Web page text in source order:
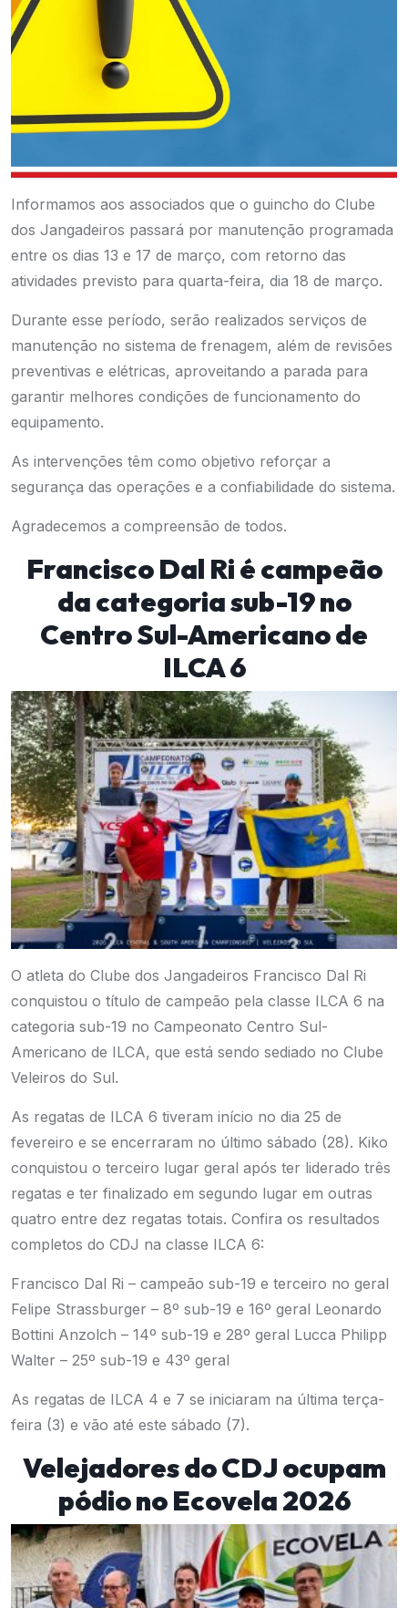
Informamos aos associados que o guincho do Clube
dos Jangadeiros passará por manutenção programada
entre os dias 13 e 17 de março, com retorno das
atividades previsto para quarta-feira, dia 18 de março.
Durante esse período, serão realizados serviços de
manutenção no sistema de frenagem, além de revisões
preventivas e elétricas, aproveitando a parada para
garantir melhores condições de funcionamento do
equipamento.
As intervenções têm como objetivo reforçar a
segurança das operações e a confiabilidade do sistema.
Agradecemos a compreensão de todos.
Francisco Dal Ri é campeão
da categoria sub-19 no
Centro Sul-Americano de
ILCA 6
O atleta do Clube dos Jangadeiros Francisco Dal Ri
conquistou o título de campeão pela classe ILCA 6 na
categoria sub-19 no Campeonato Centro Sul-
Americano de ILCA, que está sendo sediado no Clube
Veleiros do Sul.
As regatas de ILCA 6 tiveram início no dia 25 de
fevereiro e se encerraram no último sábado (28). Kiko
conquistou o terceiro lugar geral após ter liderado três
regatas e ter finalizado em segundo lugar em outras
quatro entre dez regatas totais. Confira os resultados
completos do CDJ na classe ILCA 6:
Francisco Dal Ri – campeão sub-19 e terceiro no geral
Felipe Strassburger – 8º sub-19 e 16º geral Leonardo
Bottini Anzolch – 14º sub-19 e 28º geral Lucca Philipp
Walter – 25º sub-19 e 43º geral
As regatas de ILCA 4 e 7 se iniciaram na última terça-
feira (3) e vão até este sábado (7).
Velejadores do CDJ ocupam
pódio no Ecovela 2026